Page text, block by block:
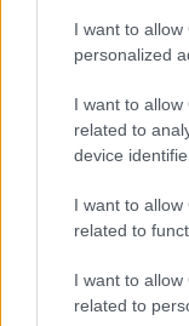
I want to
personalized
I want to
related to
device
I want to
related to
I want to
related to
explore.
Además de sus
Hanuman,
gran cantidad
imágenes
esto, cuenta
que analizan la
que residieron
artísticas y